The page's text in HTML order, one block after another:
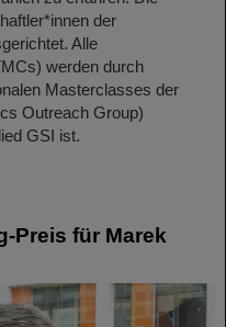
der
Alle
werden durch
Masterclasses der
Outreach Group)
GSI ist.
Preis für Marek